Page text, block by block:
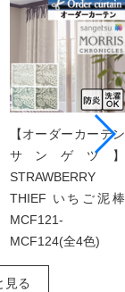
【オーダーカーテン
サンゲツ】
STRAWBERRY
THIEF いちご泥棒
MCF121-
MCF124(全4色)
見る